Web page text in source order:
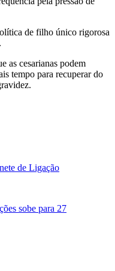
de filho único rigorosa
as cesarianas podem
tempo para recuperar do
de Ligação
sobe para 27